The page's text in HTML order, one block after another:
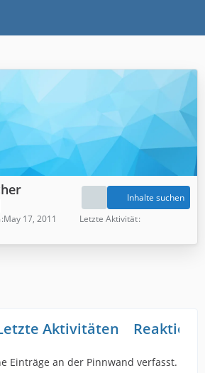
Inhalte suchen
May 17, 2011
Letzte Aktivität
Aktivitäten
Einträge an der Pinnwand verfasst.